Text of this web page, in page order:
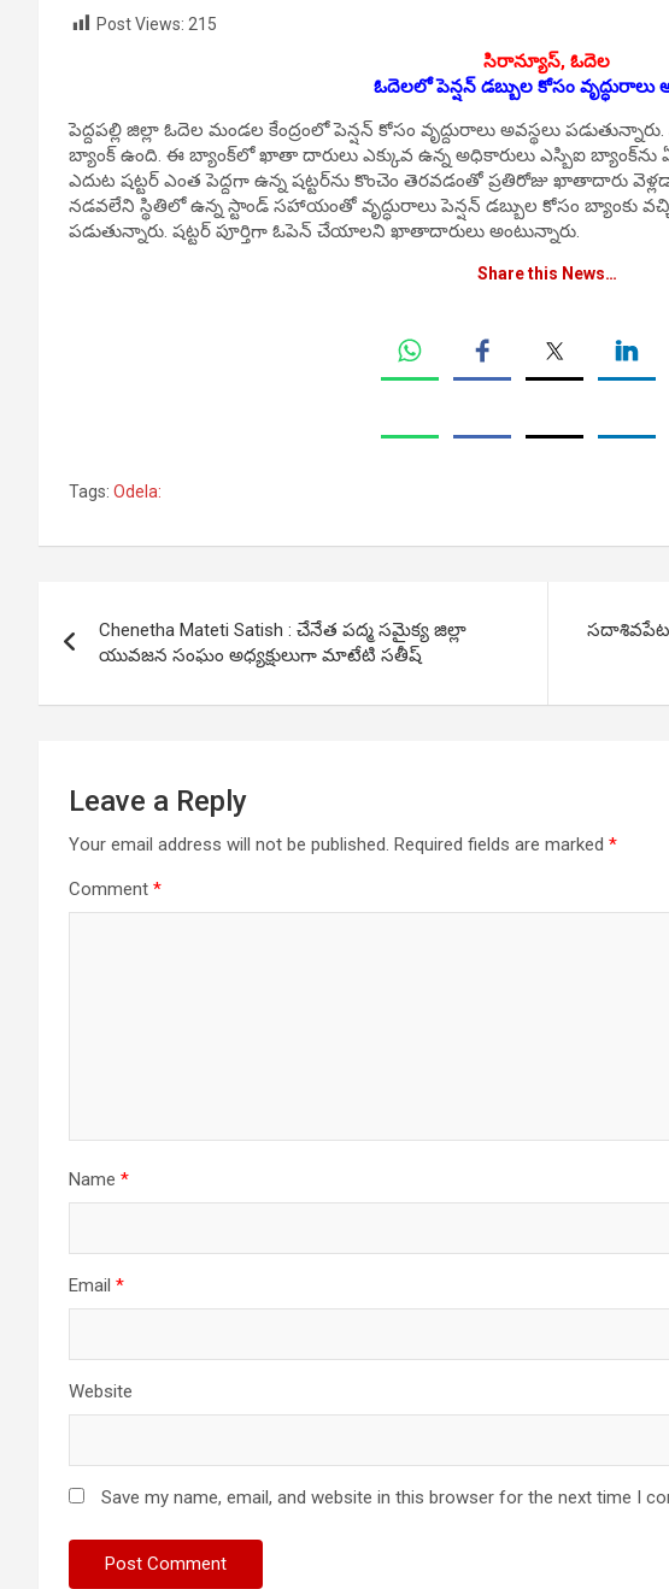
Post Views: 215
సిరాన్యూస్‌, ఓదెల
ఓదెలలో పెన్షన్ డబ్బుల కోసం వృద్ధురాలు
పెద్దపల్లి జిల్లా ఓదెల మండల కేంద్రంలో పెన్ష‌న్ కోసం వృద్దురాలు అవ‌స్థ‌లు
బ్యాంక్‌ ఉంది. ఈ బ్యాంక్‌లో ఖాతా దారులు ఎక్కువ ఉన్న అధికారులు ఎస్బిఐ
ఎదుట‌ షట్టర్ ఎంత పెద్దగా ఉన్న ష‌ట్ట‌ర్‌ను కొంచెం తెర‌వ‌డంతో ప్రతిరోజు ఖాతాదారు
నడవలేని స్థితిలో ఉన్న‌ స్టాండ్ సహాయంతో వృద్ధురాలు పెన్షన్ డబ్బుల కోసం బ్యాంకు
పడుతున్నారు. షట్టర్ పూర్తిగా ఓపెన్ చేయాలని ఖాతాదారులు అంటున్నారు.
Share this News…
Tags: Odela:
navigation
Chenetha Mateti Satish : చేనేత పద్మ సమైక్య జిల్లా
యువజన సంఘం అధ్యక్షులుగా మాటేటి సతీష్
Leave a Reply
Your email address will not be published. Required fields are marked *
Comment *
Name *
Email *
Website
Save my name, email, and website in this browser for the next time I